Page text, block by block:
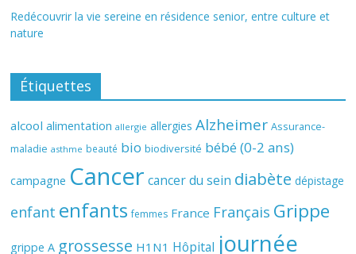
Redécouvrir la vie sereine en résidence senior, entre culture et
nature
Étiquettes
alcool alimentation allergie allergies Alzheimer Assurance-
maladie asthme beauté bio biodiversité bébé (0-2 ans)
campagne Cancer cancer du sein diabète dépistage
enfant enfants femmes France Français Grippe
grippe A grossesse H1N1 Hôpital journée